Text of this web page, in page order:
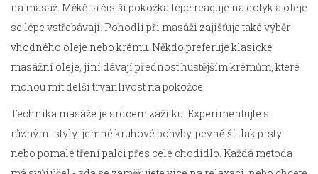
na masáž. Měkčí a čistší pokožka lépe reaguje na dotyk a oleje
se lépe vstřebávají. Pohodlí při masáži zajišťuje také výběr
vhodného oleje nebo krému. Někdo preferuje klasické
masážní oleje, jiní dávají přednost hustějším krémům, které
mohou mít delší trvanlivost na pokožce.
Technika masáže je srdcem zážitku. Experimentujte s
různými styly: jemné kruhové pohyby, pevnější tlak prsty
nebo pomalé tření palci přes celé chodidlo. Každá metoda